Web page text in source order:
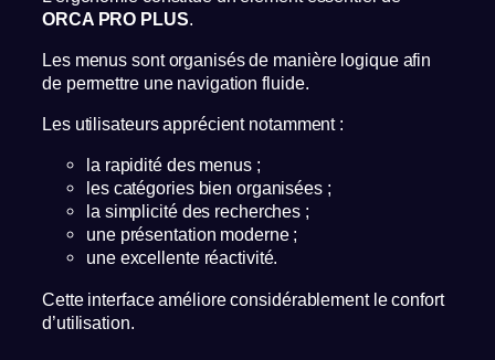
ORCA PRO PLUS
Les menus sont organisés de manière logique afin
de permettre une navigation fluide.
Les utilisateurs apprécient notamment :
la rapidité des menus ;
les catégories bien organisées ;
la simplicité des recherches ;
une présentation moderne ;
une excellente réactivité.
Cette interface améliore considérablement le confort
d’utilisation.